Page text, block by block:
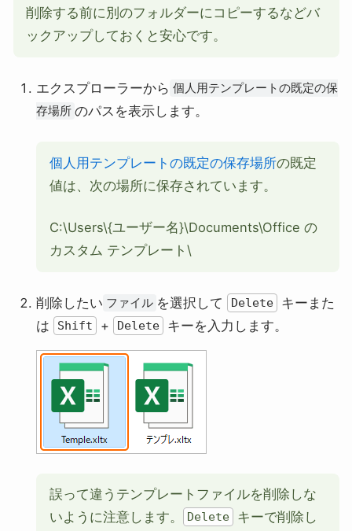
削除する前に別のフォルダーにコピーするなどバ
ックアップしておくと安心です。
エクスプローラーから 個人用テンプレートの既定の保
存場所 のパスを表示します。
個人用テンプレートの既定の保存場所の既定
値は、次の場所に保存されています。
C:\Users\{ユーザー名}\Documents\Office の
カスタム テンプレート\
削除したい ファイル を選択して Delete
キーまた
は
Shift + Delete キーを入力します。
誤って違うテンプレートファイルを削除しな
いように注意します。
Delete
キーで削除し